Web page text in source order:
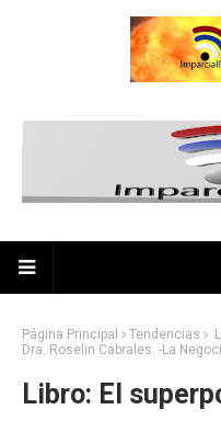
Página Principal Tendencias
Dra. Roselin Cabrales. -La
Libro: El